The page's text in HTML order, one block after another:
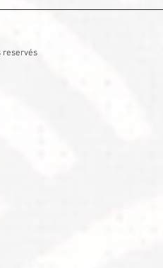
reservés